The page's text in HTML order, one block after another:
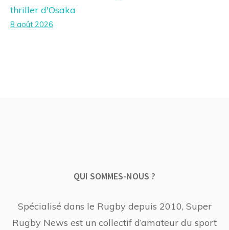
thriller d'Osaka
8 août 2026
QUI SOMMES-NOUS ?
Spécialisé dans le Rugby depuis 2010, Super
Rugby News est un collectif d’amateur du sport